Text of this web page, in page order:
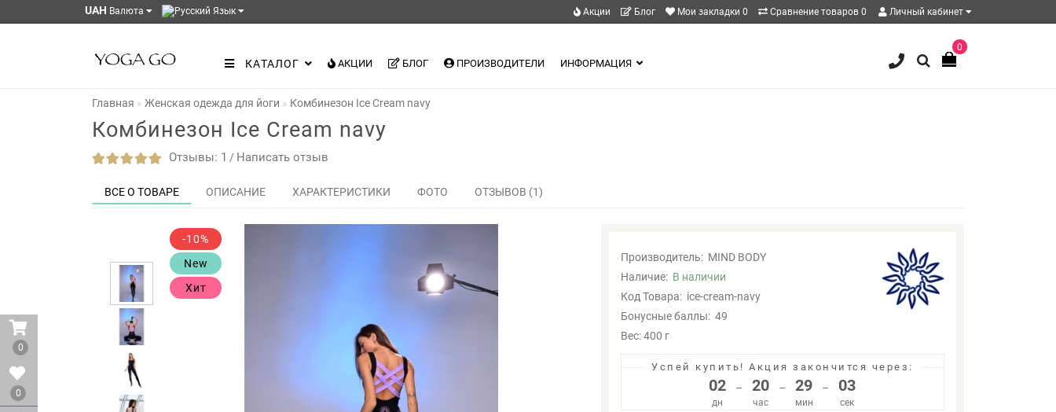
0
0
UAH Валюта Язык Акции Блог Мои закладки 0 Сравнение товаров 0 Личный кабинет
КАТАЛОГ АКЦИИ БЛОГ ПРОИЗВОДИТЕЛИ ИНФОРМАЦИЯ
0
Главная Женская одежда для йоги Комбинезон Ice Cream navy
Комбинезон Ice Cream navy
Отзывы: 1 / Написать отзыв
ВСЕ О ТОВАРЕ ОПИСАНИЕ ХАРАКТЕРИСТИКИ ФОТО ОТЗЫВОВ (1)
-10%
New
Хит
Производитель: MIND BODY
Наличие: В наличии
Код Товара: ice-cream-navy
Бонусные баллы:49
Вес: 400 г
Успей купить! Акция закончится через:
02
дн
– 20
час
– 29
мин
– 02
сек